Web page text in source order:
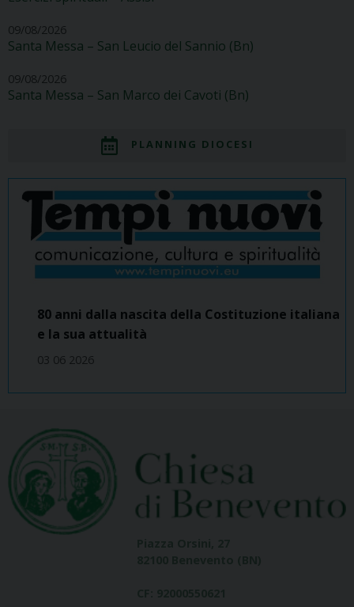
09/08/2026
Santa Messa – San Leucio del Sannio (Bn)
09/08/2026
Santa Messa – San Marco dei Cavoti (Bn)
PLANNING DIOCESI
80 anni dalla nascita della Costituzione italiana
e la sua attualità
03 06 2026